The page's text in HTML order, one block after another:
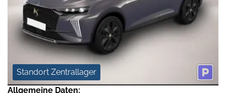
Standort Zentrallager
Allgemeine Daten: